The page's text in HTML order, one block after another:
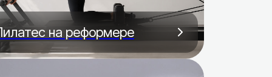
на реформере